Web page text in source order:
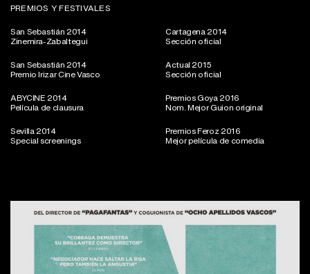
PREMIOS Y FESTIVALES
San Sebastián 2014
Zinemira-Zabaltegui
San Sebastián 2014
Premio Irizar Cine Vasco
ABYCINE 2014
Película de clausura
Sevilla 2014
Special screenings
Cartagena 2014
Sección oficial
Actual 2015
Sección oficial
Premios Goya 2016
Nom. Mejor Guion original
Premios Feroz 2016
Mejor película de comedia